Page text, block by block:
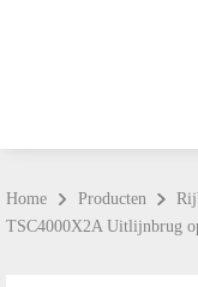
Home Producten
TSC4000X2A Uitlijnbrug